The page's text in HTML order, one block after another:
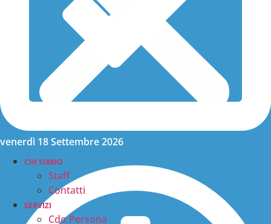
CHI SIAMO
Staff
Contatti
SERVIZI
Cdo Persona
venerdì 18 Settembre 2026